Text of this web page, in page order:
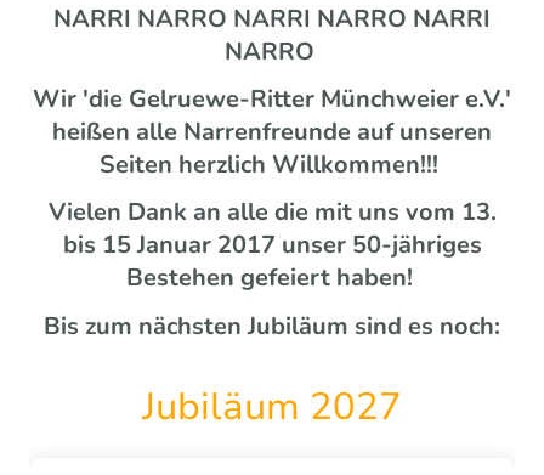
NARRI NARRO NARRI NARRO NARRI
NARRO
Wir 'die Gelruewe-Ritter Münchweier e.V.'
heißen alle Narrenfreunde auf unseren
Seiten herzlich Willkommen!!!
Vielen Dank an alle die mit uns vom 13.
bis 15 Januar 2017 unser 50-jähriges
Bestehen gefeiert haben!
Bis zum nächsten Jubiläum sind es noch:
Jubiläum 2027